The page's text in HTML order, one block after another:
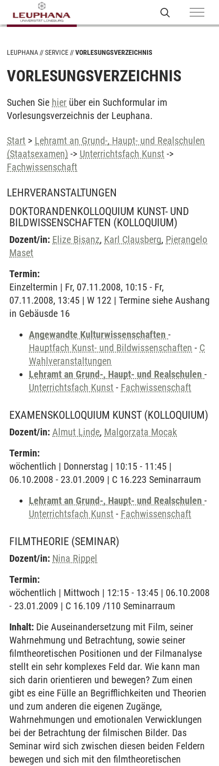
LEUPHANA SERVICE VORLESUNGSVERZEICHNIS
VORLESUNGSVERZEICHNIS
Suchen Sie hier über ein Suchformular im
Vorlesungsverzeichnis der Leuphana.
Start > Lehramt an Grund-, Haupt- und Realschulen
(Staatsexamen) -> Unterrichtsfach Kunst ->
Fachwissenschaft
LEHRVERANSTALTUNGEN
DOKTORANDENKOLLOQUIUM KUNST- UND
BILDWISSENSCHAFTEN (KOLLOQUIUM)
Dozent/in: Elize Bisanz, Karl Clausberg, Pierangelo
Maset
Termin:
Einzeltermin | Fr, 07.11.2008, 10:15 - Fr,
07.11.2008, 13:45 | W 122 | Termine siehe Aushang
in Gebäusde 16
Angewandte Kulturwissenschaften -
Hauptfach Kunst- und Bildwissenschaften - C
Wahlveranstaltungen
Lehramt an Grund-, Haupt- und Realschulen -
Unterrichtsfach Kunst - Fachwissenschaft
EXAMENSKOLLOQUIUM KUNST (KOLLOQUIUM)
Dozent/in: Almut Linde, Malgorzata Mocak
Termin:
wöchentlich | Donnerstag | 10:15 - 11:45 |
06.10.2008 - 23.01.2009 | C 16.223 Seminarraum
Lehramt an Grund-, Haupt- und Realschulen -
Unterrichtsfach Kunst - Fachwissenschaft
FILMTHEORIE (SEMINAR)
Dozent/in: Nina Rippel
Termin:
wöchentlich | Mittwoch | 12:15 - 13:45 | 06.10.2008
- 23.01.2009 | C 16.109 /110 Seminarraum
Inhalt: Die Auseinandersetzung mit Film, seiner
Wahrnehmung und Betrachtung, sowie seiner
filmtheoretischen Positionen und der Filmanalyse
stellt ein sehr komplexes Feld dar. Wie kann man
sich darin orientieren und bewegen? Zum einen
gibt es eine Fülle an Begrifflichkeiten und Theorien
und zum anderen die eigenen Zugänge,
Wahrnehmungen und emotionalen Verwicklungen
bei der Betrachtung der filmischen Bilder. Das
Seminar wird sich zwischen diesen beiden Feldern
bewegen und sich mit den filmtheoretischen